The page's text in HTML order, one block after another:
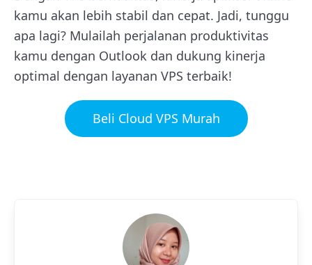
kamu akan lebih stabil dan cepat. Jadi, tunggu
apa lagi? Mulailah perjalanan produktivitas
kamu dengan Outlook dan dukung kinerja
optimal dengan layanan VPS terbaik!
Beli Cloud VPS Murah